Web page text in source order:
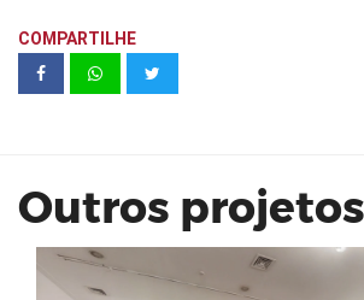
COMPARTILHE
Outros projetos
MOQUÉM_SURARI | MUSEU